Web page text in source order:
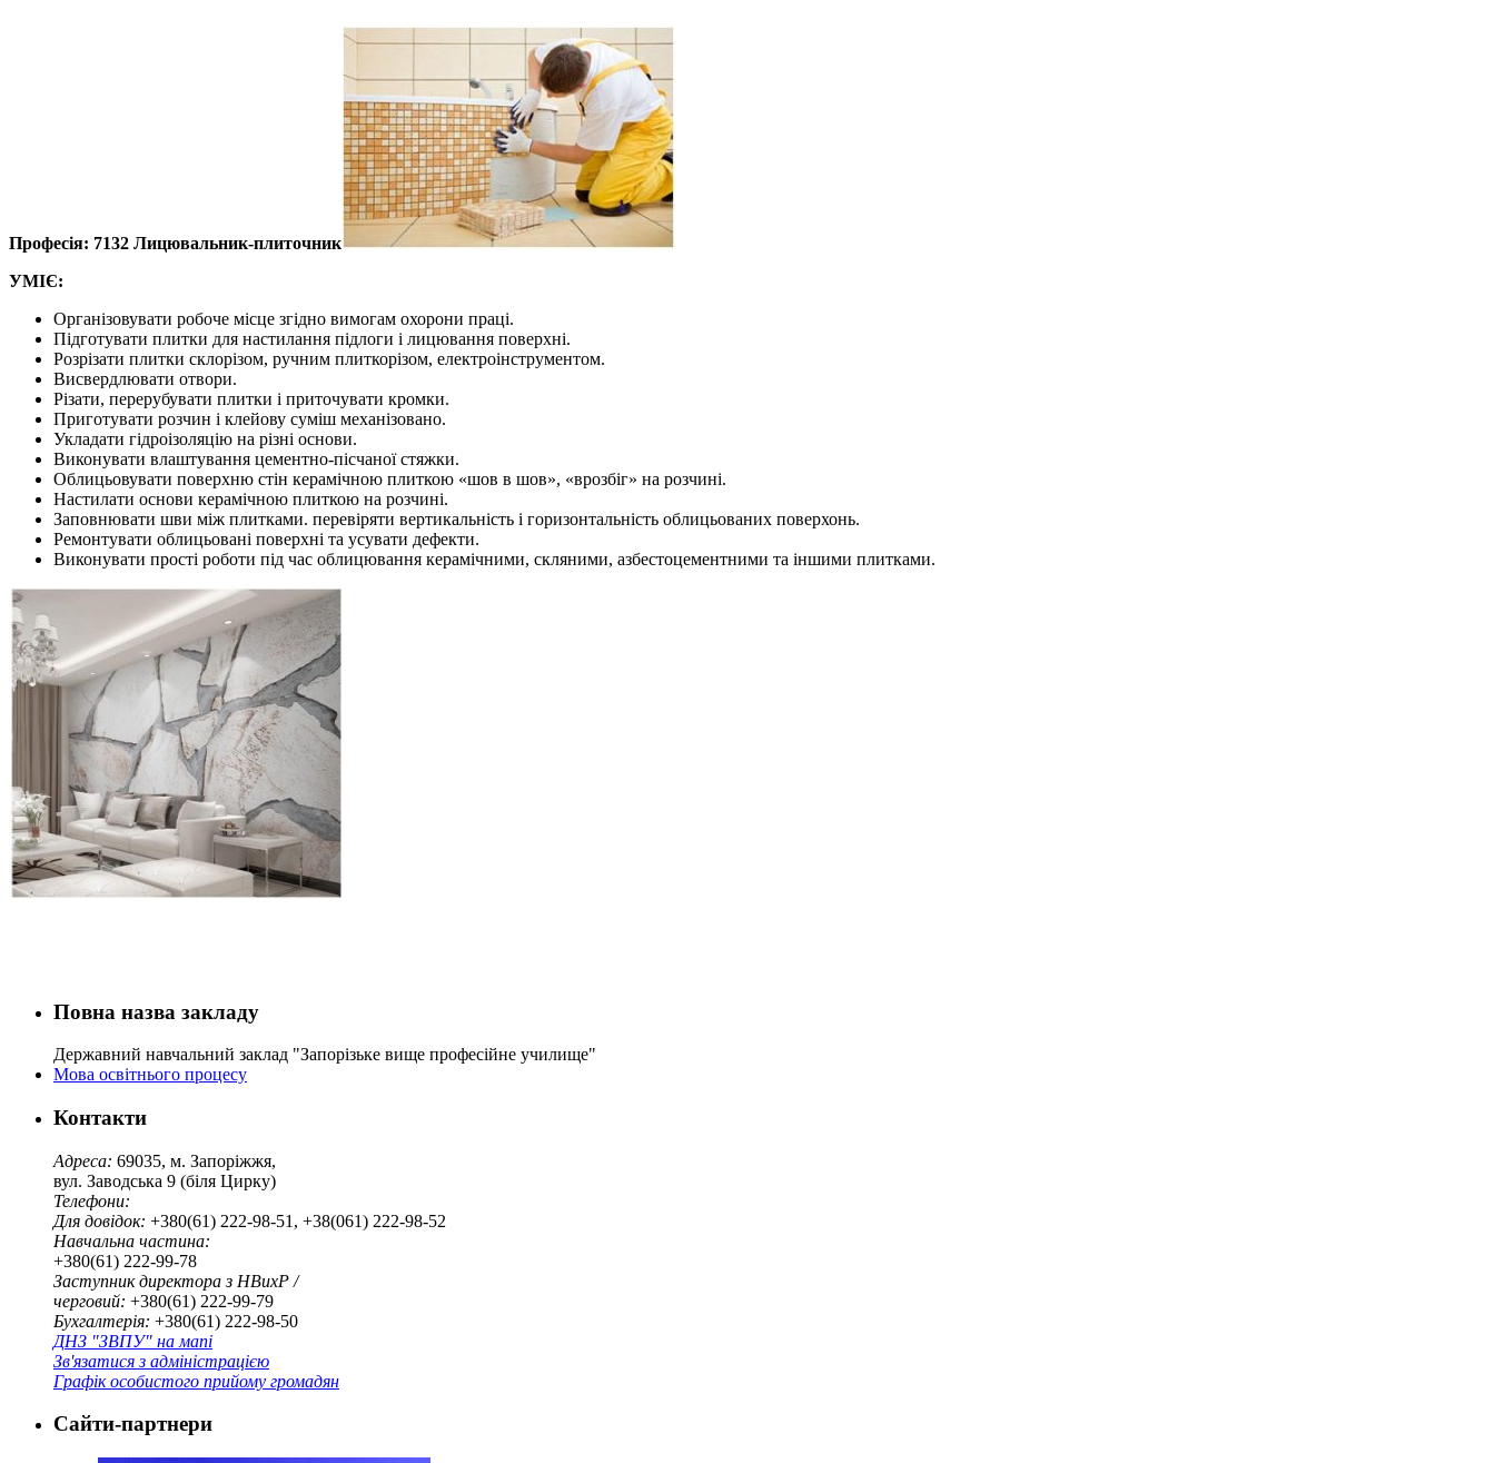
Професія: 7132 Лицювальник-плиточник
УМІЄ:
Організовувати робоче місце згідно вимогам охорони праці.
Підготувати плитки для настилання підлоги і лицювання поверхні.
Розрізати плитки склорізом, ручним плиткорізом, електроінструментом.
Висвердлювати отвори.
Різати, перерубувати плитки і приточувати кромки.
Приготувати розчин і клейову суміш механізовано.
Укладати гідроізоляцію на різні основи.
Виконувати влаштування цементно-пісчаної стяжки.
Облицьовувати поверхню стін керамічною плиткою «шов в шов», «врозбіг» на розчині.
Настилати основи керамічною плиткою на розчині.
Заповнювати шви між плитками. перевіряти вертикальність і горизонтальність облицьованих поверхонь.
Ремонтувати облицьовані поверхні та усувати дефекти.
Виконувати прості роботи під час облицювання керамічними, скляними, азбестоцементними та іншими плитками.
Повна назва закладу
Державний навчальний заклад "Запорізьке вище професійне училище"
Мова освітнього процесу
Контакти
Адреса: 69035, м. Запоріжжя,
вул. Заводська 9 (біля Цирку)
Телефони:
Для довідок: +380(61) 222-98-51, +38(061) 222-98-52
Навчальна частина:
+380(61) 222-99-78
Заступник директора з НВихР /
черговий: +380(61) 222-99-79
Бухгалтерія: +380(61) 222-98-50
ДНЗ "ЗВПУ" на мапі
Зв'язатися з адміністрацією
Графік особистого прийому громадян
Сайти-партнери